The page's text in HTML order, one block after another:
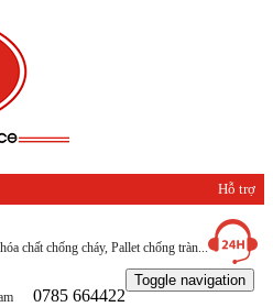
chất chống cháy, Pallet chống tràn...
Hỗ trợ
khách
hàng
0785 664422
Toggle navigation